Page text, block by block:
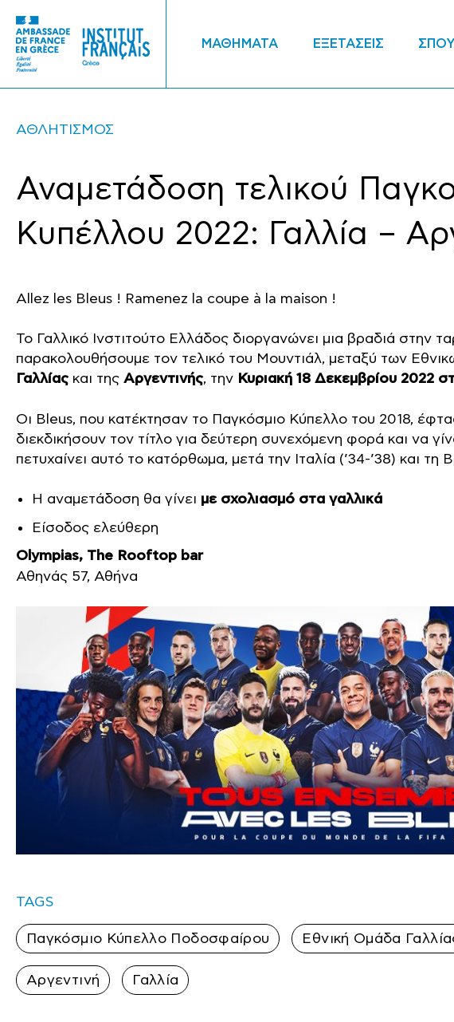
ΜΑΘΗΜΑΤΑ ΕΞΕΤΑΣΕΙΣ
ΑΘΛΗΤΙΣΜΟΣ
Αναμετάδοση τελικού
Κυπέλλου 2022: Γαλλία –
Allez les Bleus ! Ramenez la coupe à la maison !
Το Γαλλικό Ινστιτούτο Ελλάδος διοργανώνει μια βραδιά στην
παρακολουθήσουμε τον τελικό του Μουντιάλ, μεταξύ των
Γαλλίαςκαι της Αργεντινής, την Κυριακή 18 Δεκεμβρίου 2022
Οι Bleus, που κατέκτησαν το Παγκόσμιο Κύπελλο του 2018,
διεκδικήσουν τον τίτλο για δεύτερη συνεχόμενη φορά και να
πετυχαίνει αυτό το κατόρθωμα, μετά την Ιταλία (’34-’38) και τη
Η αναμετάδοση θα γίνει με σχολιασμό στα γαλλικά
Είσοδος ελεύθερη
Olympias, The Rooftop bar
Αθηνάς 57, Αθήνα
TAGS
Παγκόσμιο Κύπελλο Ποδοσφαίρου Εθνική Ομάδα
Αργεντινή Γαλλία